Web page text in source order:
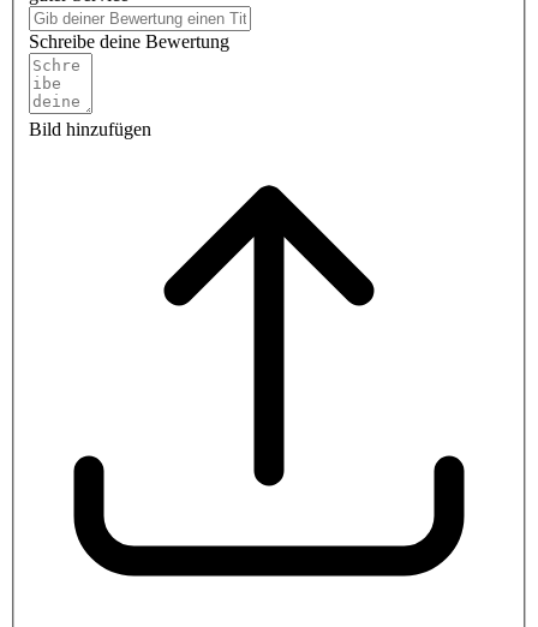
Schreibe deine Bewertung
Bild hinzufügen